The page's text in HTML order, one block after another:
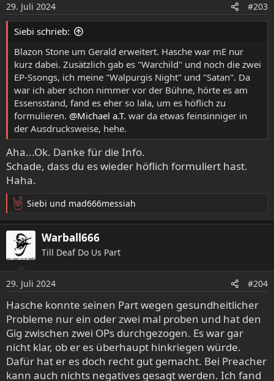
n
e
n
29. Juli 2024 #203
Siebi schrieb:
Blazon Stone um Gerald erweitert. Hasche war mE nur
kurz dabei. Zusätzlich gab es "Warchild" und noch die zwei
EP-Ssongs, ich meine "Walpurgis Night" und "Satan". Da
war ich aber schon nimmer vor der Bühne, hörte es am
Essensstand, fand es eher so lala, um es höflich zu
formulieren. @Michael a.T. war da etwas feinsinniger in
der Ausdrucksweise, hehe.
Aha...Ok. Danke für die Info.
Schade, dass du es wieder höflich formuliert hast.
Haha.
R
e
a
k
n
e
n
Siebi und mad666messiah
Warball666
Till Deaf Do Us Part
29. Juli 2024 #204
Hasche konnte seinen Part wegen gesundheitlicher
Probleme nur ein oder zwei mal proben und hat den
Gig zwischen zwei OPs durchgezogen. Es war gar
nicht klar, ob er es überhaupt hinkriegen würde.
Dafür hat er es doch recht gut gemacht. Bei Preacher
kann auch nichts negatives gesagt werden. Ich fand